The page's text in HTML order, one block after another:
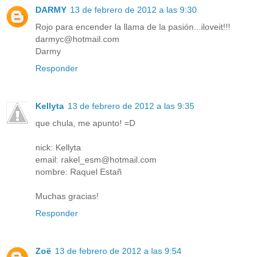
DARMY 13 de febrero de 2012 a las 9:30
Rojo para encender la llama de la pasión...iloveit!!!
darmyc@hotmail.com
Darmy
Responder
Kellyta 13 de febrero de 2012 a las 9:35
que chula, me apunto! =D
nick: Kellyta
email: rakel_esm@hotmail.com
nombre: Raquel Estañ
Muchas gracias!
Responder
Zoë 13 de febrero de 2012 a las 9:54